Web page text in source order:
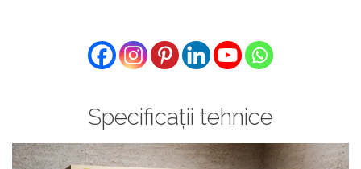
Specificații tehnice